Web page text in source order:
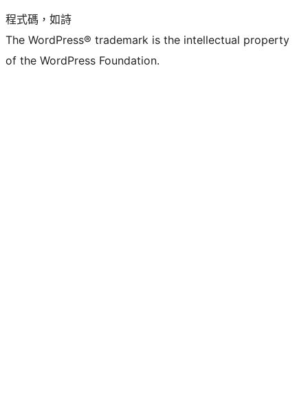
程式碼，如詩
The WordPress® trademark is the intellectual property
of the WordPress Foundation.